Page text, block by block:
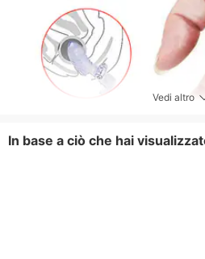
Vedi altro
In base a ciò che hai